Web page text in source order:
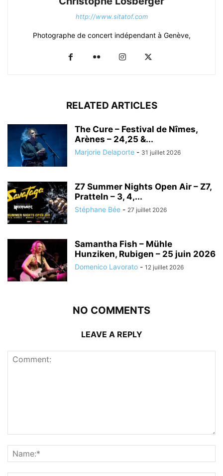
http://www.sitatof.com
Photographe de concert indépendant à Genève,
RELATED ARTICLES
The Cure – Festival de Nîmes,
Arènes – 24,25 &...
Marjorie Delaporte - 31 juillet 2026
Z7 Summer Nights Open Air – Z7,
Pratteln – 3, 4,...
Stéphane Bée - 27 juillet 2026
Samantha Fish – Mühle
Hunziken, Rubigen – 25 juin 2026
Domenico Lavorato - 12 juillet 2026
NO COMMENTS
LEAVE A REPLY